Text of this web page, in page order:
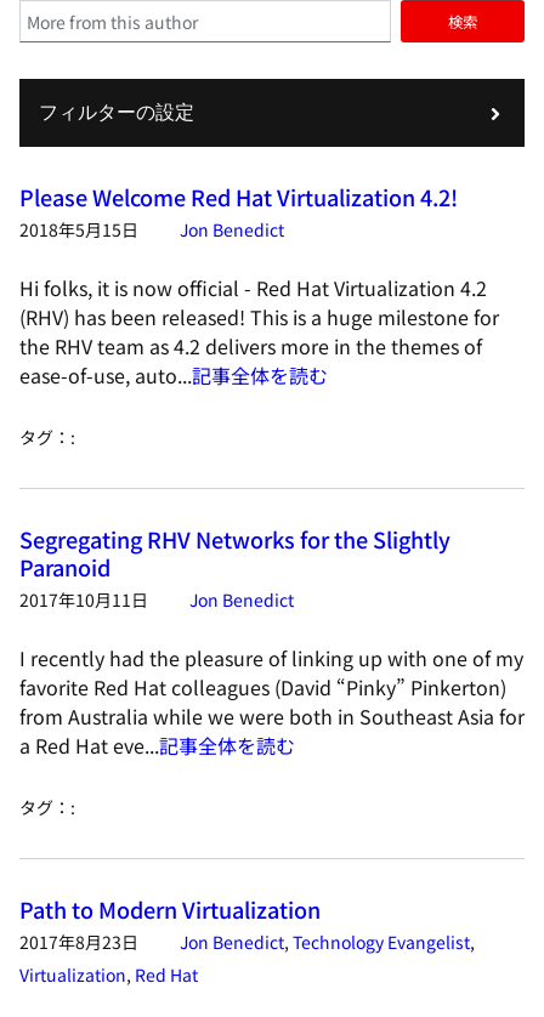
検索
フィルターの設定
Please Welcome Red Hat Virtualization 4.2!
2018年5月15日 Jon Benedict
Hi folks, it is now official - Red Hat Virtualization 4.2
(RHV) has been released! This is a huge milestone for
the RHV team as 4.2 delivers more in the themes of
ease-of-use, auto...記事全体を読む
タグ： :
Segregating RHV Networks for the Slightly
Paranoid
2017年10月11日 Jon Benedict
I recently had the pleasure of linking up with one of my
favorite Red Hat colleagues (David “Pinky” Pinkerton)
from Australia while we were both in Southeast Asia for
a Red Hat eve...記事全体を読む
タグ： :
Path to Modern Virtualization
2017年8月23日 Jon Benedict, Technology Evangelist,
Virtualization, Red Hat